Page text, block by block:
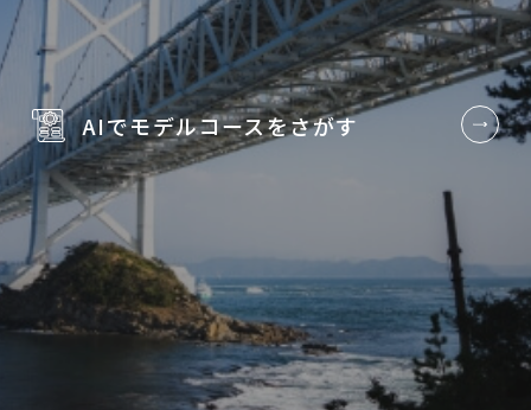
AIでモデルコースをさがす